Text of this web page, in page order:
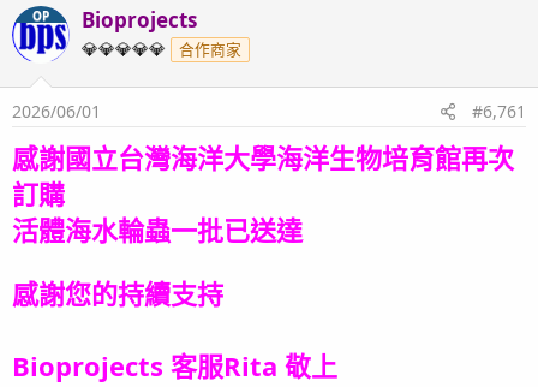
OP Bioprojects
💎💎💎💎💎 合作商家
2026/06/01 #6,761
感謝國立台灣海洋大學海洋生物培育館再次
訂購
活體海水輪蟲一批已送達
感謝您的持續支持
Bioprojects 客服Rita 敬上